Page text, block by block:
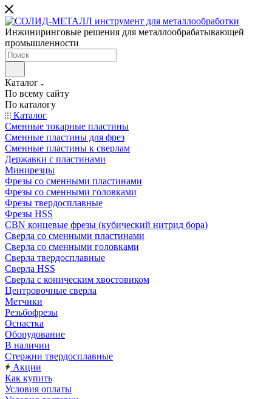
Инжиниринговые решения для металлообрабатывающей
промышленности
Каталог
По всему сайту
По каталогу
Каталог
Сменные токарные пластины
Сменные пластины для фрез
Сменные пластины к сверлам
Державки с пластинами
Минирезцы
Фрезы со сменными пластинами
Фрезы со сменными головками
Фрезы твердосплавные
Фрезы HSS
CBN концевые фрезы (кубический нитрид бора)
Сверла со сменными пластинами
Сверла со сменными головками
Сверла твердосплавные
Сверла HSS
Сверла с коническим хвостовиком
Центровочные сверла
Метчики
Резьбофрезы
Оснастка
Оборудование
В наличии
Стержни твердосплавные
Акции
Как купить
Условия оплаты